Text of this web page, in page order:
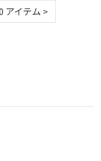
アイテム >